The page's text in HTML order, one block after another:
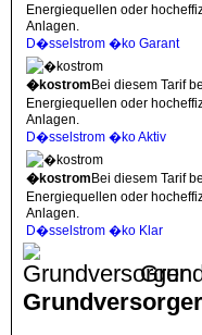
Energiequellen oder
Anlagen.
D�sselstrom �ko Garant
�kostrom Bei diesem Tarif
Energiequellen oder
Anlagen.
D�sselstrom �ko Aktiv
�kostrom Bei diesem Tarif
Energiequellen oder
Anlagen.
D�sselstrom �ko Klar
Grundversorger